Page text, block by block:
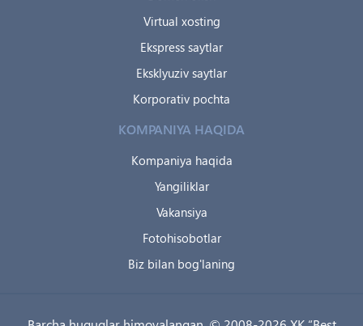
Virtual xosting
Ekspress saytlar
Eksklyuziv saytlar
Korporativ pochta
KOMPANIYA HAQIDA
Kompaniya haqida
Yangiliklar
Vakansiya
Fotohisobotlar
Biz bilan bog'laning